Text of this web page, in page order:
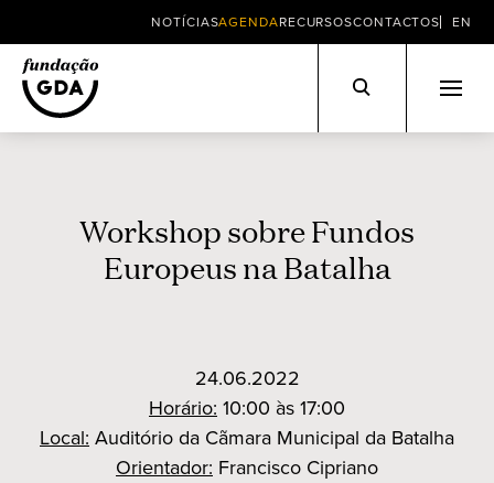
NOTÍCIASAGENDARECURSOSCONTACTOS EN
Workshop sobre Fundos
Europeus na Batalha
24.06.2022
Horário: 10:00 às 17:00
Local: Auditório da Cãmara Municipal da Batalha
Orientador: Francisco Cipriano